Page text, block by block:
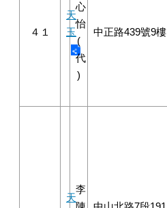
４１
天
玉
心
怡
(
代
)
中正路439號9樓
天
李